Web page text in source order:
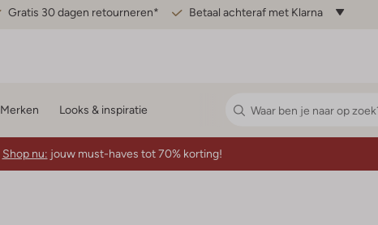
Gratis 30 dagen retourneren* Betaal achteraf met Klarna
Merken Looks & inspiratie
Shop nu: jouw must-haves tot 70% korting!